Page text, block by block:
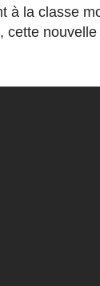
à la classe
cette nouvelle